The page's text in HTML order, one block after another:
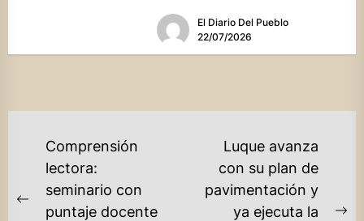
alza debido a...El Diario Del Pueblo
22/07/2026
NAVEGACIÓN
ENTRADAS
Previous
Comprensión
lectora:
seminario con
puntaje docente
Luque avanza
con su plan de
pavimentación y
ya ejecuta la